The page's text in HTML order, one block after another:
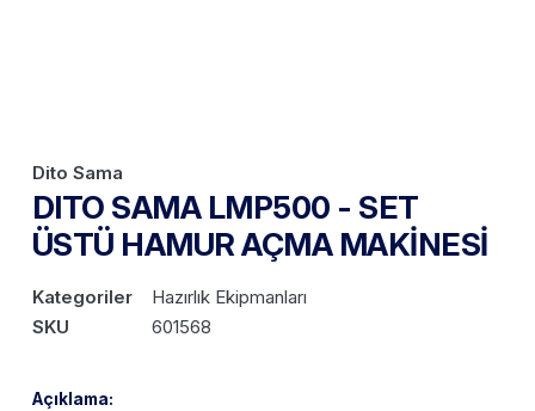
Dito Sama
DITO SAMA LMP500 - SET
ÜSTÜ HAMUR AÇMA MAKİNESİ
Kategoriler
Hazırlık Ekipmanları
SKU
601568
Açıklama: